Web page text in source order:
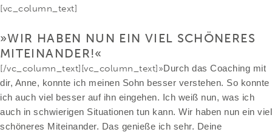
[vc_column_text]
»WIR HABEN NUN EIN VIEL SCHÖNERES
MITEINANDER!«
[/vc_column_text][vc_column_text]»Durch das Coaching mit
dir, Anne, konnte ich meinen Sohn besser verstehen. So konnte
ich auch viel besser auf ihn eingehen. Ich weiß nun, was ich
auch in schwierigen Situationen tun kann. Wir haben nun ein viel
schöneres Miteinander. Das genieße ich sehr. Deine